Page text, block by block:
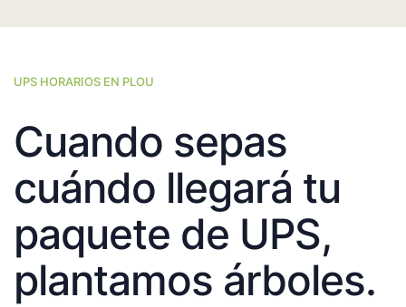
UPS HORARIOS EN PLOU
Cuando sepas
cuándo llegará tu
paquete de UPS,
plantamos árboles.